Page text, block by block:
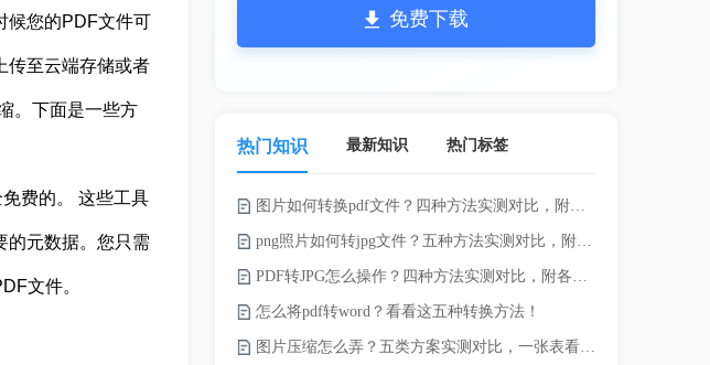
候您的PDF文件可
传至云端存储或者
。下面是一些方
费的。 这些工具
的元数据。您只需
文件。
免费下载
热门知识 最新知识 热门标签
图片如何转换pdf文件？四种方法实测对比，附各场景最优选！
png照片如何转jpg文件？五种方法实测对比，附各场景最优选!！
PDF转JPG怎么操作？四种方法实测对比，附各场景最优选！
怎么将pdf转word？看看这五种转换方法！
图片压缩怎么弄？五类方案实测对比，一张表看懂怎么选！